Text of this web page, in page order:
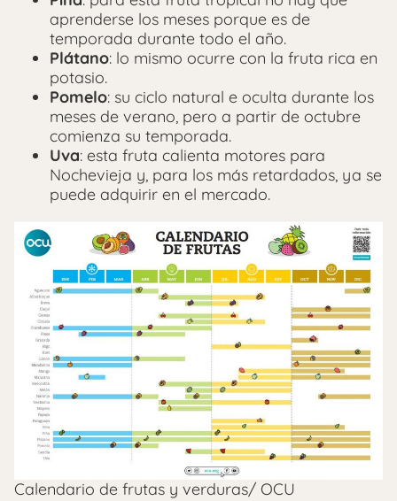
aprenderse los meses porque es de
temporada durante todo el año.
Plátano: lo mismo ocurre con la fruta rica en
potasio.
Pomelo: su ciclo natural e oculta durante los
meses de verano, pero a partir de octubre
comienza su temporada.
Uva: esta fruta calienta motores para
Nochevieja y, para los más retardados, ya se
puede adquirir en el mercado.
Calendario de frutas y verduras/ OCU